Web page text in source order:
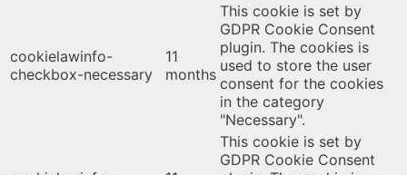
cookielawinfo-
checkbox-necessary
11
months
This cookie is set by
GDPR Cookie Consent
plugin. The cookies is
used to store the user
consent for the cookies
in the category
"Necessary".
This cookie is set by
GDPR Cookie Consent